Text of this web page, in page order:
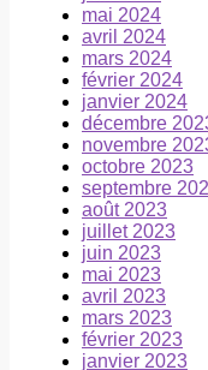
mai 2024
avril 2024
mars 2024
février 2024
janvier 2024
décembre
novembre
octobre 2023
septembre
août 2023
juillet 2023
juin 2023
mai 2023
avril 2023
mars 2023
février 2023
janvier 2023